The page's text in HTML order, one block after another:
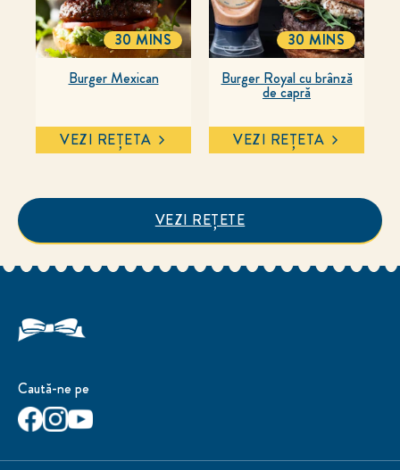
Burger Mexican
TOTALTIME
30 MINS
VEZI REȚETA
Burger Royal cu brânză
de capră
TOTALTIME
30 MINS
VEZI REȚETA
VEZI REȚETE
Caută-ne pe